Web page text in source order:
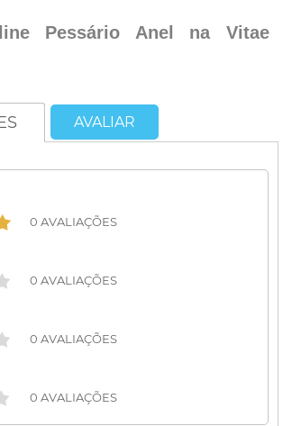
Pessário Anel na Vitae
AVALIAR
0 AVALIAÇÕES
0 AVALIAÇÕES
0 AVALIAÇÕES
0 AVALIAÇÕES